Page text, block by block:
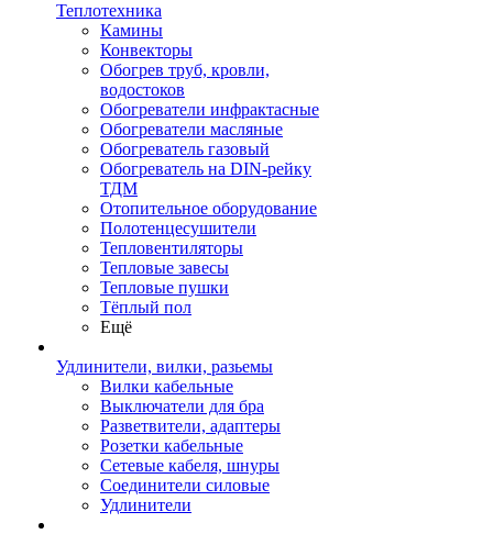
Теплотехника
Камины
Конвекторы
Обогрев труб, кровли,
водостоков
Обогреватели инфрактасные
Обогреватели масляные
Обогреватель газовый
Обогреватель на DIN-рейку
ТДМ
Отопительное оборудование
Полотенцесушители
Тепловентиляторы
Тепловые завесы
Тепловые пушки
Тёплый пол
Ещё
Удлинители, вилки, разьемы
Вилки кабельные
Выключатели для бра
Разветвители, адаптеры
Розетки кабельные
Сетевые кабеля, шнуры
Соединители силовые
Удлинители